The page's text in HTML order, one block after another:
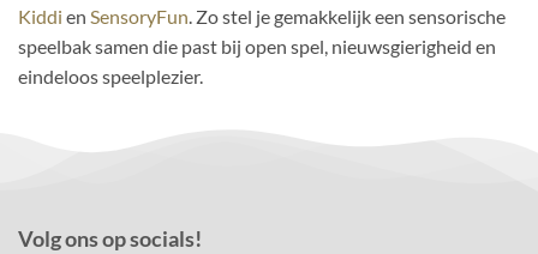
Kiddi en SensoryFun. Zo stel je gemakkelijk een sensorische
speelbak samen die past bij open spel, nieuwsgierigheid en
eindeloos speelplezier.
Volg ons op socials!